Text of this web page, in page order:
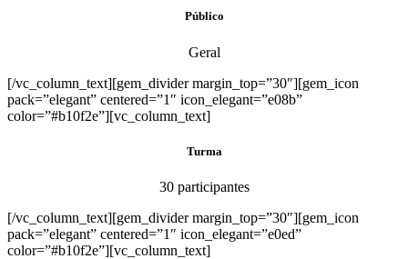
Público
Geral
[/vc_column_text][gem_divider margin_top=”30″][gem_icon
pack=”elegant” centered=”1″ icon_elegant=”e08b”
color=”#b10f2e”][vc_column_text]
Turma
30 participantes
[/vc_column_text][gem_divider margin_top=”30″][gem_icon
pack=”elegant” centered=”1″ icon_elegant=”e0ed”
color=”#b10f2e”][vc_column_text]